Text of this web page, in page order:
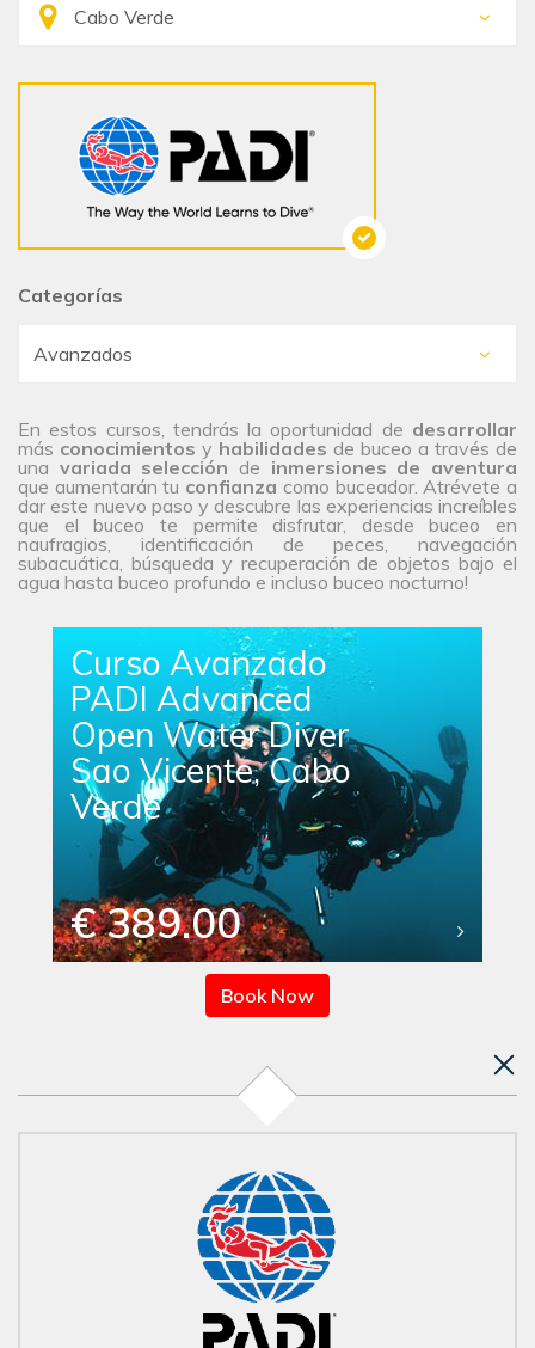
Categorías
En estos cursos, tendrás la oportunidad de desarrollar
más conocimientos y habilidades de buceo a través de
una variada selección de inmersiones de aventura
que aumentarán tu confianza como buceador. Atrévete a
dar este nuevo paso y descubre las experiencias increíbles
que el buceo te permite disfrutar, desde buceo en
naufragios, identificación de peces, navegación
subacuática, búsqueda y recuperación de objetos bajo el
agua hasta buceo profundo e incluso buceo nocturno!
Curso Avanzado
PADI Advanced
Open Water Diver
Sao Vicente, Cabo
Verde
€ 389.00
Book Now